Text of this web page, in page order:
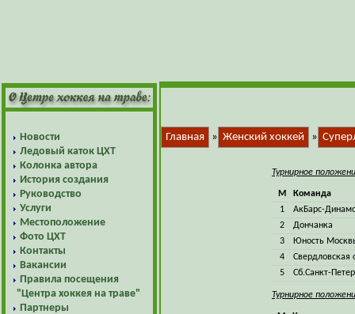
Новости
Ледовый каток ЦХТ
Колонка автора
История создания
Руководство
Услуги
Местоположение
Фото ЦХТ
Контакты
Вакансии
Правила посещения
"Центра хоккея на траве"
Партнеры
Главная » Женский хоккей »
Турнирное
М
Команда
1
АкБарс-
2
Дончанка
3
Юность
4
Свердловская
5
Сб.Санкт-
Турнирное